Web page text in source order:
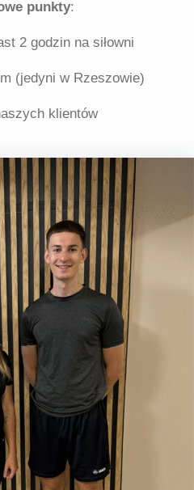
punkty:
2 godzin na siłowni
(jedyni w Rzeszowie)
klientów